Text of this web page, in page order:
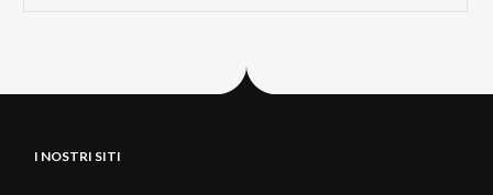
I NOSTRI SITI